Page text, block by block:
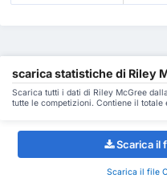
scarica statistiche di Riley
Scarica tutti i dati di Riley McGree
tutte le competizioni. Contiene il totale
Scarica il
Scarica il file